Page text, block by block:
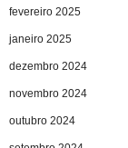
fevereiro 2025
janeiro 2025
dezembro 2024
novembro 2024
outubro 2024